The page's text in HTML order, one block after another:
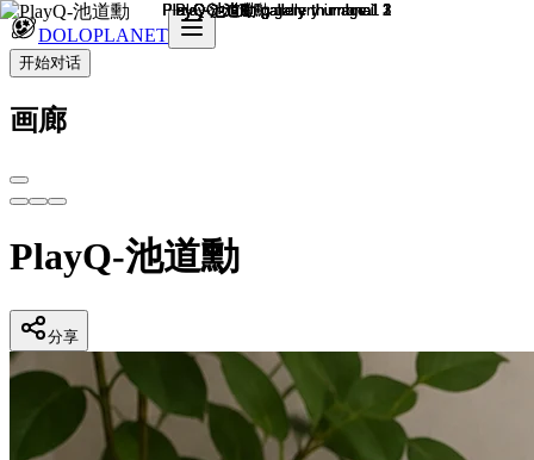
DOLOPLANET
开始对话
画廊
PlayQ-池道勳
分享